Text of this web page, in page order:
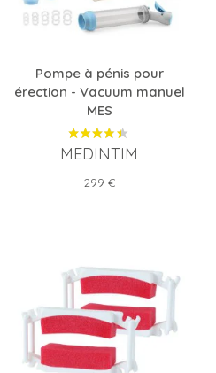
Pompe à pénis pour
érection - Vacuum manuel
MES
MEDINTIM
Prix
299 €